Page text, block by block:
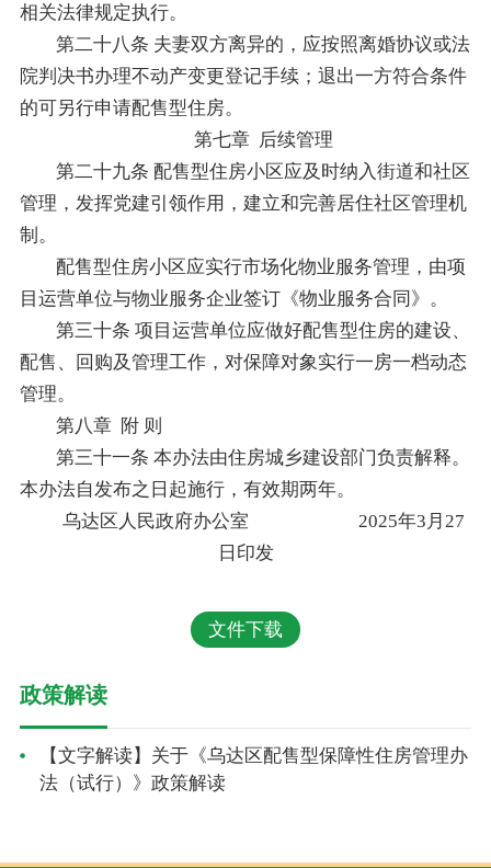
相关法律规定执行。
第二十八条 夫妻双方离异的，应按照离婚协议或法
院判决书办理不动产变更登记手续；退出一方符合条件
的可另行申请配售型住房。
第七章 后续管理
第二十九条 配售型住房小区应及时纳入街道和社区
管理，发挥党建引领作用，建立和完善居住社区管理机
制。
配售型住房小区应实行市场化物业服务管理，由项
目运营单位与物业服务企业签订《物业服务合同》。
第三十条 项目运营单位应做好配售型住房的建设、
配售、回购及管理工作，对保障对象实行一房一档动态
管理。
第八章 附 则
第三十一条 本办法由住房城乡建设部门负责解释。
本办法自发布之日起施行，有效期两年。
乌达区人民政府办公室 2025年3月27
日印发
文件下载
政策解读
【文字解读】关于《乌达区配售型保障性住房管理办
法（试行）》政策解读